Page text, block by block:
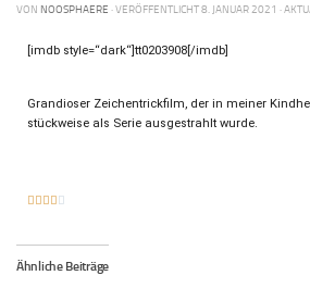
VON NOOSPHAERE · VERÖFFENTLICHT8. JANUAR 2021 ·
[imdb style=“dark“]tt0203908[/imdb]
Grandioser Zeichentrickfilm, der in meiner
stückweise als Serie ausgestrahlt wurde.

Ähnliche Beiträge